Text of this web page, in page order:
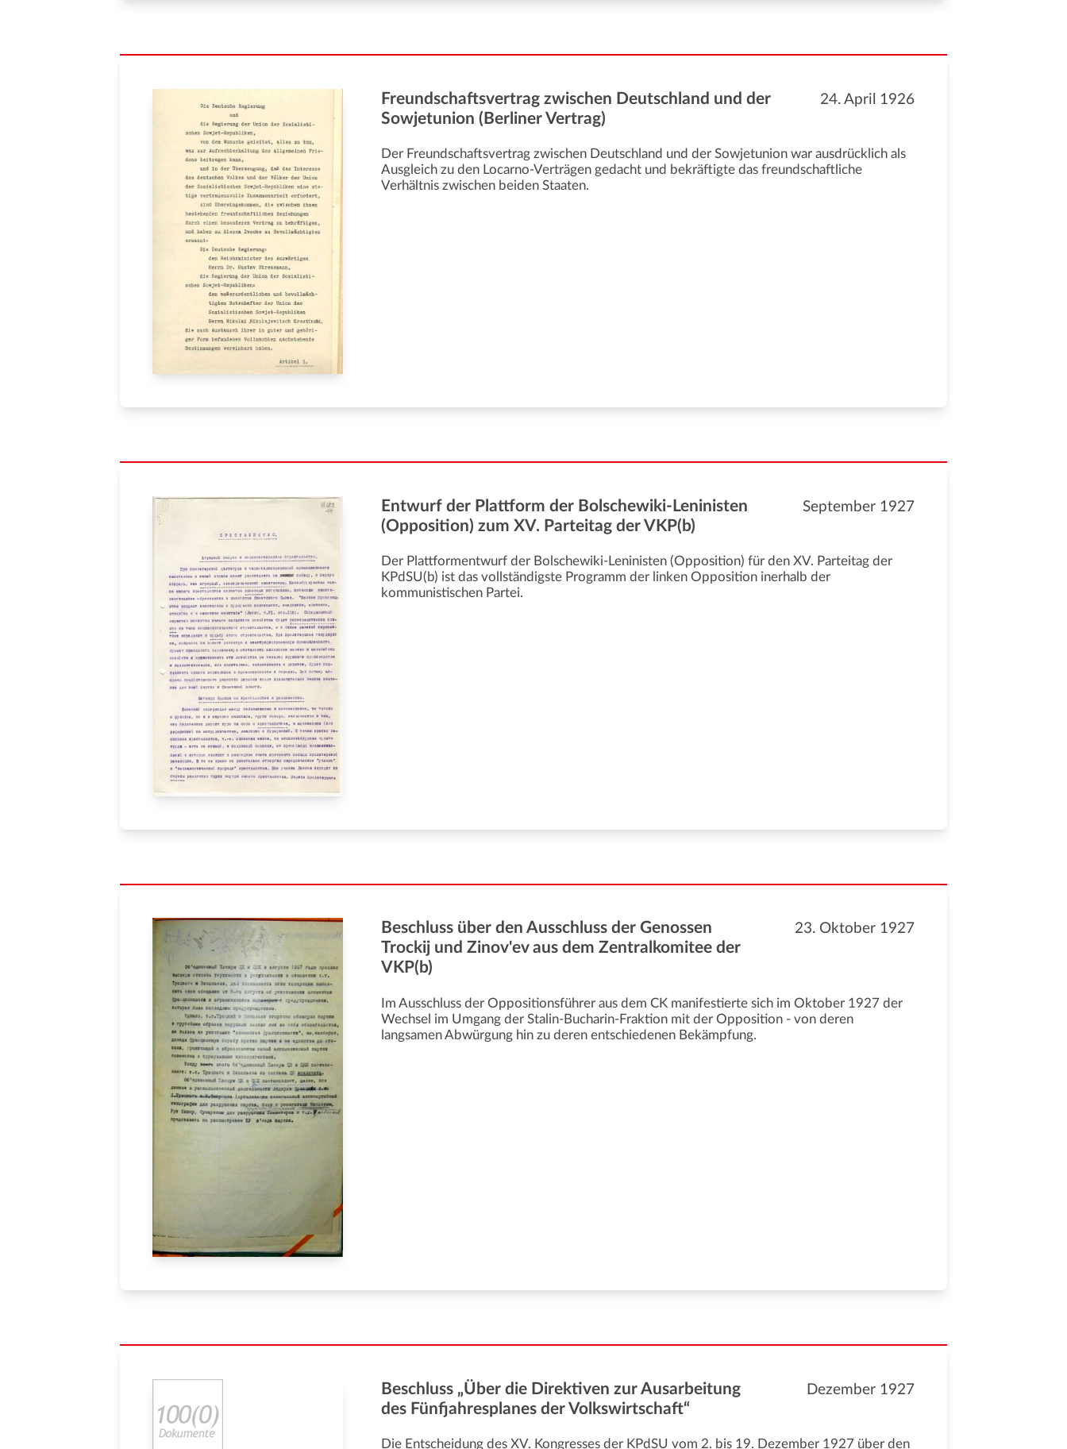
24. April 1926
Freundschaftsvertrag zwischen Deutschland und der
Sowjetunion (Berliner Vertrag)
Der Freundschaftsvertrag zwischen Deutschland und der Sowjetunion war ausdrücklich als
Ausgleich zu den Locarno-Verträgen gedacht und bekräftigte das freundschaftliche
Verhältnis zwischen beiden Staaten.
September 1927
Entwurf der Plattform der Bolschewiki-Leninisten
(Opposition) zum XV. Parteitag der VKP(b)
Der Plattformentwurf der Bolschewiki-Leninisten (Opposition) für den XV. Parteitag der
KPdSU(b) ist das vollständigste Programm der linken Opposition inerhalb der
kommunistischen Partei.
23. Oktober 1927
Beschluss über den Ausschluss der Genossen
Trockij und Zinov'ev aus dem Zentralkomitee der
VKP(b)
Im Ausschluss der Oppositionsführer aus dem CK manifestierte sich im Oktober 1927 der
Wechsel im Umgang der Stalin-Bucharin-Fraktion mit der Opposition - von deren
langsamen Abwürgung hin zu deren entschiedenen Bekämpfung.
Dezember 1927
Beschluss „Über die Direktiven zur Ausarbeitung
des Fünfjahresplanes der Volkswirtschaft“
Die Entscheidung des XV. Kongresses der KPdSU vom 2. bis 19. Dezember 1927 über den